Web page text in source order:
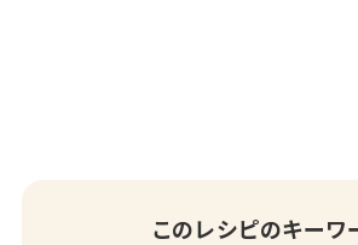
このレシピのキーワ